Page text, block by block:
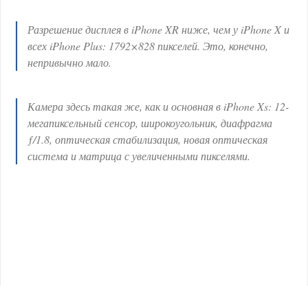
Разрешение дисплея в iPhone XR ниже, чем у iPhone X и
всех iPhone Plus: 1792×828 пикселей. Это, конечно,
непривычно мало.
Камера здесь такая же, как и основная в iPhone Xs: 12-
мегапиксельный сенсор, широкоугольник, диафрагма
ƒ/1.8, оптическая стабилизация, новая оптическая
система и матрица с увеличенными пикселями.